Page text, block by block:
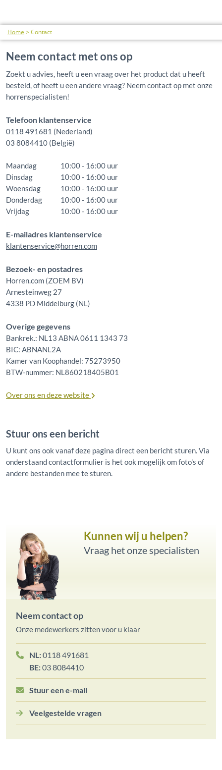
Home >Contact
Kunnen wij u helpen?
Vraag het onze specialisten
Neem contact op
Onze medewerkers zitten voor u klaar
NL:0118 491681
BE:03 8084410
Stuur een e-mail
Veelgestelde vragen
Neem contact met ons op
Zoekt u advies, heeft u een vraag over het product dat u heeft
besteld, of heeft u een andere vraag? Neem contact op met onze
horrenspecialisten!
Bezoek- en postadres
Horren.com (ZOEM BV)
Arnesteinweg 27
4338 PD Middelburg (NL)
Overige gegevens
Bankrek.: NL13 ABNA 0611 1343 73
BIC: ABNANL2A
Kamer van Koophandel: 75273950
BTW-nummer: NL860218405B01
Over ons en deze website
Telefoon klantenservice
0118 491681 (Nederland)
03 8084410 (België)
Maandag
10:00 - 16:00 uur
Dinsdag
10:00 - 16:00 uur
Woensdag
10:00 - 16:00 uur
Donderdag
10:00 - 16:00 uur
Vrijdag
10:00 - 16:00 uur
E-mailadres klantenservice
klantenservice@horren.com
Stuur ons een bericht
U kunt ons ook vanaf deze pagina direct een bericht sturen. Via
onderstaand contactformulier is het ook mogelijk om foto's of
andere bestanden mee te sturen.